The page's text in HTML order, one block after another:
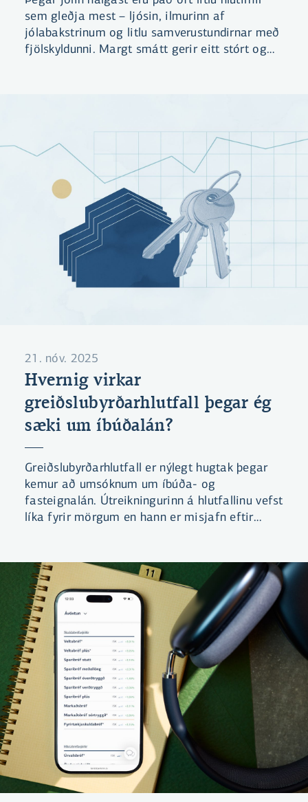
sem gleðja mest – ljósin, ilmurinn af
jólabakstrinum og litlu samverustundirnar með
fjölskyldunni. Margt smátt gerir eitt stórt og
21. nóv. 2025
Hvernig virkar
greiðslubyrðarhlutfall þegar ég
sæki um íbúðalán?
Greiðslubyrðarhlutfall er nýlegt hugtak þegar
kemur að umsóknum um íbúða- og
fasteignalán. Útreikningurinn á hlutfallinu vefst
líka fyrir mörgum en hann er misjafn eftir